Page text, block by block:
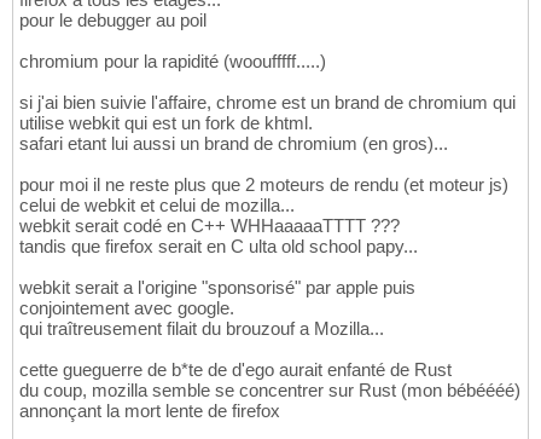
pour le debugger au poil
chromium pour la rapidité (wooufffff.....)
si j'ai bien suivie l'affaire, chrome est un brand de chromium qui
utilise webkit qui est un fork de khtml.
safari etant lui aussi un brand de chromium (en gros)...
pour moi il ne reste plus que 2 moteurs de rendu (et moteur js)
celui de webkit et celui de mozilla...
webkit serait codé en C++ WHHaaaaaTTTT ???
tandis que firefox serait en C ulta old school papy...
webkit serait a l'origine "sponsorisé" par apple puis
conjointement avec google.
qui traîtreusement filait du brouzouf a Mozilla...
cette gueguerre de b*te de d'ego aurait enfanté de Rust
du coup, mozilla semble se concentrer sur Rust (mon bébéééé)
annonçant la mort lente de firefox